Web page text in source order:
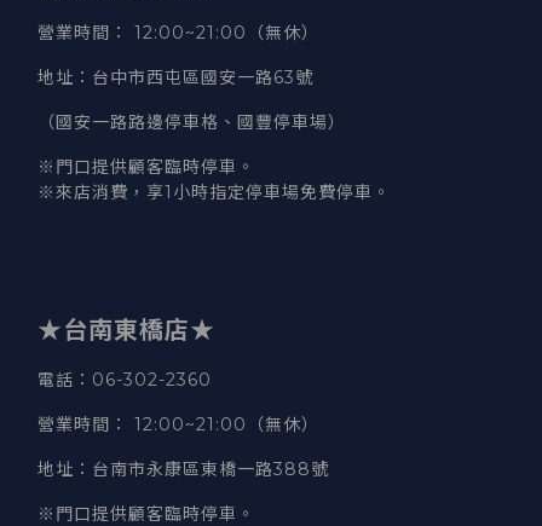
營業時間 ： 12:00~21:00（無休）
地址 ：台中市西屯區國安一路63號
（國安一路路邊停車格、國豐停車場）
※門口提供顧客臨時停車。
※來店消費，享1小時指定停車場免費停車。
★台南東橋店★
電話 ：06-302-2360
營業時間 ： 12:00~21:00（無休）
地址 ：台南市永康區東橋一路388號
※門口提供顧客臨時停車。